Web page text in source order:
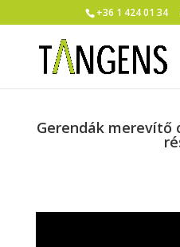
+36 1 424 01 34
Gerendák merevítő